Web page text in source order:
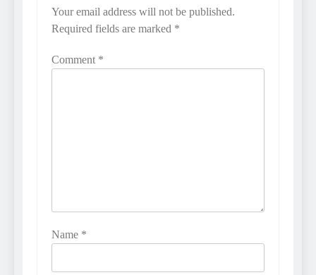
Your email address will not be published.
Required fields are marked *
Comment *
Name *